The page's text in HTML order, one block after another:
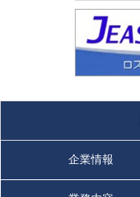
企業情報